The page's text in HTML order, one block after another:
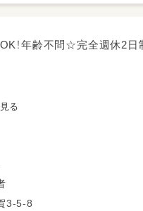
OK！年齢不問☆完全週休2
る
個別支援計画の作成および
ス
3-5-8